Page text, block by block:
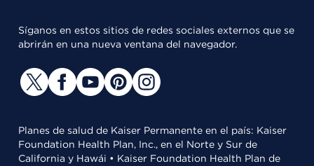
Síganos en estos sitios de redes sociales externos que se
abrirán en una nueva ventana del navegador.
Planes de salud de Kaiser Permanente en el país: Kaiser
Foundation Health Plan, Inc., en el Norte y Sur de
California y Hawái • Kaiser Foundation Health Plan de